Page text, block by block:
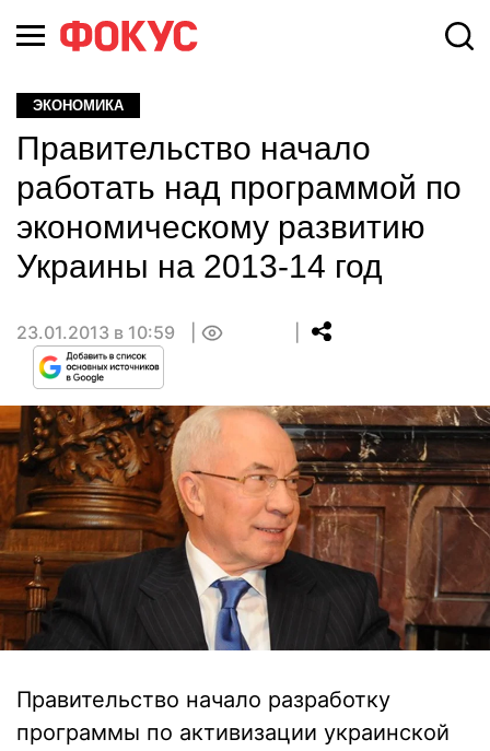
ЭКОНОМИКА
Правительство начало
работать над программой по
экономическому развитию
Украины на 2013-14 год
23.01.2013 в 10:59
Правительство начало разработку
программы по активизации украинской